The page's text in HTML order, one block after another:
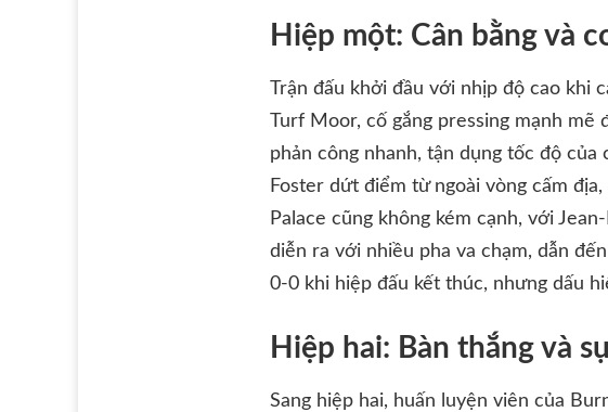
Hiệp một: Cân bằng và
Trận đấu khởi đầu với nhịp độ cao
Turf Moor, cố gắng pressing mạnh
phản công nhanh, tận dụng tốc độ
Foster dứt điểm từ ngoài vòng cấm
Palace cũng không kém cạnh, với
diễn ra với nhiều pha va chạm, dẫn
0-0 khi hiệp đấu kết thúc, nhưng dấu
Hiệp hai: Bàn thắng và
Sang hiệp hai, huấn luyện viên của